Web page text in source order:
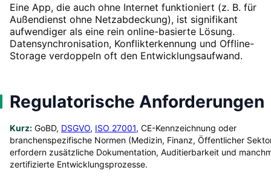
Eine App, die auch ohne Internet funktioniert (z. B. für
Außendienst ohne Netzabdeckung), ist signifikant
aufwendiger als eine rein online-basierte Lösung.
Datensynchronisation, Konflikterkennung und Offline-
Storage verdoppeln oft den Entwicklungsaufwand.
Regulatorische Anforderungen
Kurz: GoBD, DSGVO, ISO 27001, CE-Kennzeichnung oder
branchenspezifische Normen (Medizin, Finanz, Öffentlicher
erfordern zusätzliche Dokumentation, Auditierbarkeit und
zertifizierte Entwicklungsprozesse.